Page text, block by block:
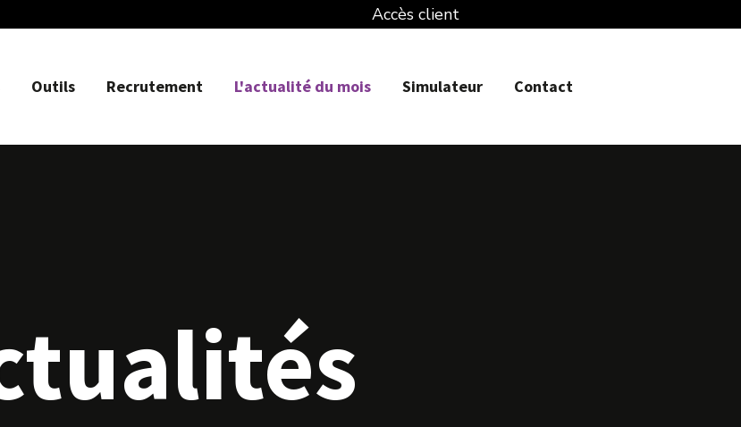
Accès client
Outils Recrutement L'actualité du mois Simulateur Contact